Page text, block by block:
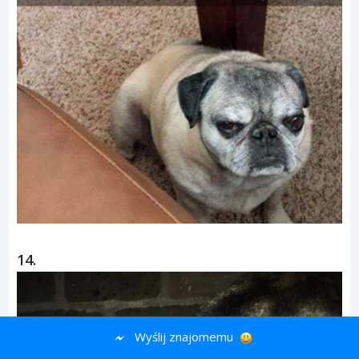
14.
Wyślij znajomemu